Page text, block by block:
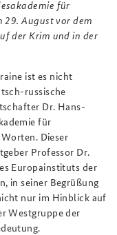
für
29. August vor dem
der Krim und in der
ist es nicht
russische
Dr. Hans-
für
Dieser
Professor Dr.
Europainstituts der
in seiner Begrüßung
nur im Hinblick auf
Westgruppe der